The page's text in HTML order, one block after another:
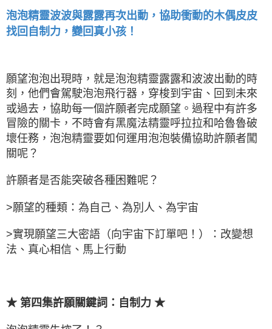
泡泡精靈波波與露露再次出動，協助衝動的木偶皮皮
找回自制力，變回真小孩！
願望泡泡出現時，就是泡泡精靈露露和波波出動的時
刻，他們會駕駛泡泡飛行器，穿梭到宇宙、回到未來
或過去，協助每一個許願者完成願望。過程中有許多
冒險的關卡，不時會有黑魔法精靈呼拉拉和哈魯魯破
壞任務，泡泡精靈要如何運用泡泡裝備協助許願者闖
關呢？
許願者是否能突破各種困難呢？
>願望的種類：為自己、為別人、為宇宙
>實現願望三大密語（向宇宙下訂單吧！）：改變想
法、真心相信、馬上行動
★ 第四集許願關鍵詞：自制力 ★